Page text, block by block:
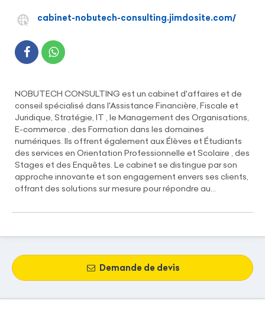
cabinet-nobutech-consulting.jimdosite.com/
NOBUTECH CONSULTING est un cabinet d'affaires et de
conseil spécialisé dans l'Assistance Financière, Fiscale et
Juridique, Stratégie, IT , le Management des Organisations,
E-commerce , des Formation dans les domaines
numériques. Ils offrent également aux Élèves et Étudiants
des services en Orientation Professionnelle et Scolaire , des
Stages et des Enquêtes. Le cabinet se distingue par son
approche innovante et son engagement envers ses clients,
offrant des solutions sur mesure pour répondre au...
Demande de devis